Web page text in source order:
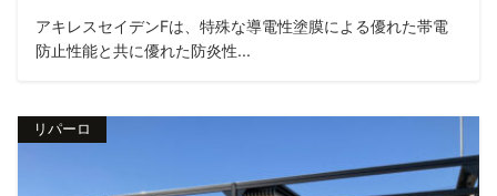
アキレスセイデンFは、特殊な導電性塗膜による優れた帯電
防止性能と共に優れた防炎性...
リパーロ